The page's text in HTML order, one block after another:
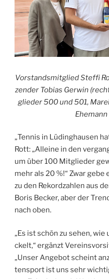
Vor­stands­mit­glied Stef­fi
zen­der Tobi­as Ger­win
glie­der 500 und 501,
„Ten­nis in Lüding­hau­sen
Rott: „Allei­ne in den
um über 100 Mit­glie­der
mehr als 20 %!“ Zwar
zu den Rekord­zah­len aus
Boris Becker, aber der
nach oben.
„Es ist schön zu sehen,
ckelt,“ ergänzt
„Unser Ange­bot scheint
ten­sport ist uns sehr